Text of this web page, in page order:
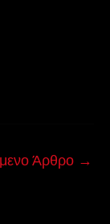
Άρθρο →